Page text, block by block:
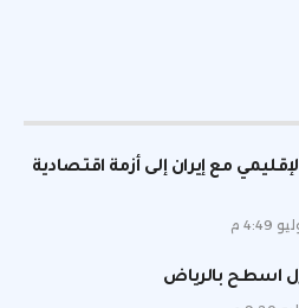
مع إيران إلى أزمة اقتصادية
اسطح بالرياض